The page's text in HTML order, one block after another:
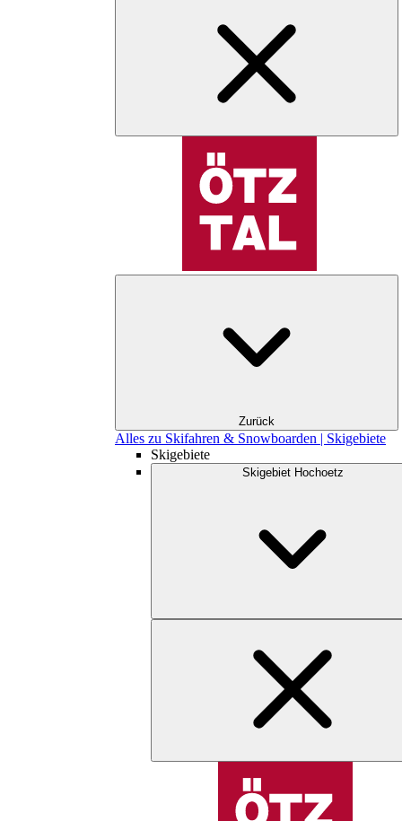
Zurück
Alles zu Skifahren & Snowboarden | Skigebiete
Skigebiete
Skigebiet Hochoetz